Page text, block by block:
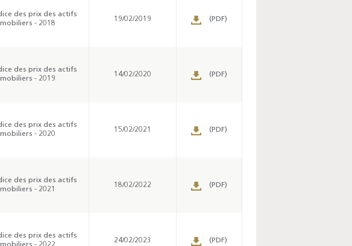
des prix des actifs
- 2018
19/02/2019 (PDF)
des prix des actifs
- 2019
14/02/2020 (PDF)
des prix des actifs
- 2020
15/02/2021 (PDF)
des prix des actifs
- 2021
18/02/2022 (PDF)
des prix des actifs
24/02/2023 (PDF)
- 2026
l’industrie - 2026